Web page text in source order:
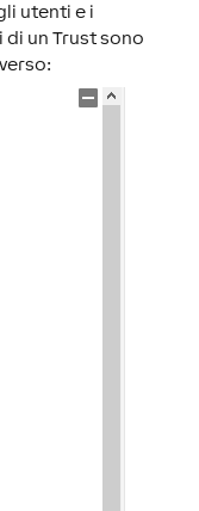
utenti e i
un Trust sono